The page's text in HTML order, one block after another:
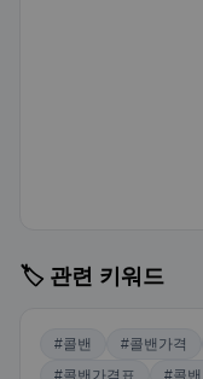
🏷️ 관련 키워드
#콜밴 #콜밴가격
#콜밴가격표
#콜